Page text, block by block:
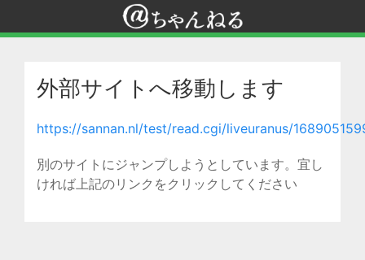
外部サイトへ移動します
https://sannan.nl/test/read.cgi/liveuranus/
別のサイトにジャンプしようとしています。宜し
ければ上記のリンクをクリックしてください